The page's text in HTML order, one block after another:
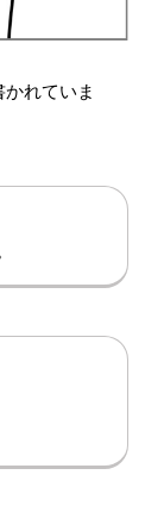
かれていま